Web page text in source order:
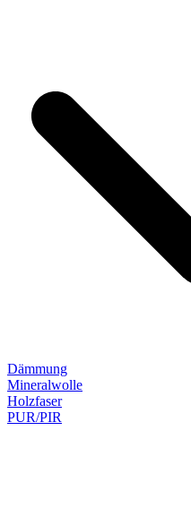
Dämmung
Mineralwolle
Holzfaser
PUR/PIR